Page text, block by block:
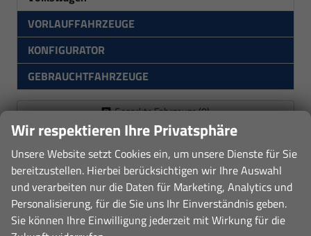
VORLAUFFAHRZEUGE
KONFIGURATOR
GEBRAUCHTFAHRZEUGE
Geparkte Fahrzeuge (0)
Hier sind wir Mitglied:
Wir respektieren Ihre Privatsphäre
Unsere Website setzt Cookies ein, um unsere Dienste für Sie
bereitzustellen. Hierbei berücksichtigen wir Ihre Auswahl
und verarbeiten nur die Daten für Marketing, Analytics und
Personalisierung, für die Sie uns Ihr Einverständnis geben.
Sie können Ihre Einwilligung jederzeit mit Wirkung für die